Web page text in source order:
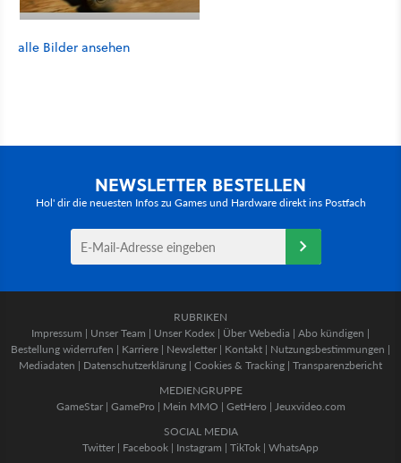
alle Bilder ansehen
NEWSLETTER BESTELLEN
Hol' dir die neuesten Infos zu Games und Hardware direkt ins Postfach
RUBRIKEN
Impressum | Unser Team | Unser Kodex | Über Webedia | Abo kündigen |
Bestellung widerrufen | Karriere | Newsletter | Kontakt | Nutzungsbestimmungen |
Mediadaten | Datenschutzerklärung | Cookies & Tracking | Transparenzbericht
MEDIENGRUPPE
GameStar| GamePro | Mein MMO | GetHero | Jeuxvideo.com
SOCIAL MEDIA
Twitter | Facebook | Instagram | TikTok | WhatsApp